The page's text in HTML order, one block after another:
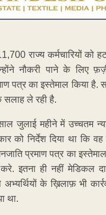
राज्य कर्मचारियों को
नौकरी पाने के लिए
पत्र का इस्तेमाल किया है.
ले रही है.
जुलाई महीने में उच्चतम
को निर्देश दिया था कि
प्रमाण पत्र का
करे. इतना ही नहीं मेडिकल
अभ्यर्थियों के ख़िलाफ़ भी
था.